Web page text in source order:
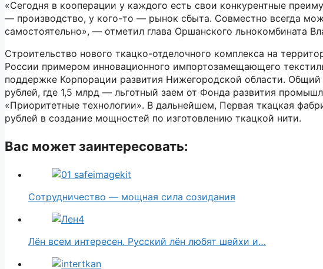
«Сегодня в кооперации у каждого есть свои конкурентные
— производство, у кого-то — рынок сбыта. Совместно всегда
самостоятельно», — отметил глава Оршанского льнокомбината
Строительство нового ткацко-отделочного комплекса на
России примером инновационного импортозамещающего
поддержке Корпорации развития Нижегородской области.
рублей, где 1,5 млрд — льготный заем от Фонда развития
«Приоритетные технологии». В дальнейшем, Первая ткацкая
рублей в создание мощностей по изготовлению ткацкой нити.
Вас может заинтересовать:
Сотрудничество — мощная сила созидания
Лён всем интересен. Русский лён любят шейхи и…